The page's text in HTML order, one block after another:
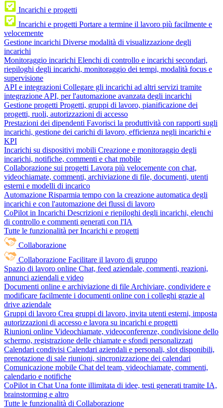
Incarichi e progetti
Incarichi e progetti Portare a termine il lavoro più facilmente e
velocemente
Gestione incarichi Diverse modalità di visualizzazione degli
incarichi
Monitoraggio incarichi Elenchi di controllo e incarichi secondari,
riepiloghi degli incarichi, monitoraggio dei tempi, modalità focus e
supervisione
API e integrazioni Collegare gli incarichi ad altri servizi tramite
integrazione API, per l'automazione avanzata degli incarichi
Gestione progetti Progetti, gruppi di lavoro, pianificazione dei
progetti, ruoli, autorizzazioni di accesso
Prestazioni dei dipendenti Favorisci la produttività con rapporti sugli
incarichi, gestione dei carichi di lavoro, efficienza negli incarichi e
KPI
Incarichi su dispositivi mobili Creazione e monitoraggio degli
incarichi, notifiche, commenti e chat mobile
Collaborazione sui progetti Lavora più velocemente con chat,
videochiamate, commenti, archiviazione di file, documenti, utenti
esterni e modelli di incarico
Automazione Risparmia tempo con la creazione automatica degli
incarichi e con l'automazione dei flussi di lavoro
CoPilot in Incarichi Descrizioni e riepiloghi degli incarichi, elenchi
di controllo e commenti generati con l'IA
Tutte le funzionalità per Incarichi e progetti
Collaborazione
Collaborazione Facilitare il lavoro di gruppo
Spazio di lavoro online Chat, feed aziendale, commenti, reazioni,
annunci aziendali e video
Documenti online e archiviazione di file Archiviare, condividere e
modificare facilmente i documenti online con i colleghi grazie al
drive aziendale
Gruppi di lavoro Crea gruppi di lavoro, invita utenti esterni, imposta
autorizzazioni di accesso e lavora su incarichi e progetti
Riunioni online Videochiamate, videoconferenze, condivisione dello
schermo, registrazione delle chiamate e sfondi personalizzati
Calendari condivisi Calendari aziendali e personali, slot disponibili,
prenotazione di sale riunioni, sincronizzazione dei calendari
Comunicazione mobile Chat del team, videochiamate, commenti,
calendario e notifiche
CoPilot in Chat Una fonte illimitata di idee, testi generati tramite IA,
brainstorming e altro
Tutte le funzionalità di Collaborazione